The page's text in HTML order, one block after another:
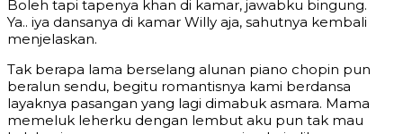
Boleh tapi tapenya khan di kamar, jawabku bingung.
Ya.. iya dansanya di kamar Willy aja, sahutnya kembali
menjelaskan.
Tak berapa lama berselang alunan piano chopin pun
beralun sendu, begitu romantisnya kami berdansa
layaknya pasangan yang lagi dimabuk asmara. Mama
memeluk leherku dengan lembut aku pun tak mau